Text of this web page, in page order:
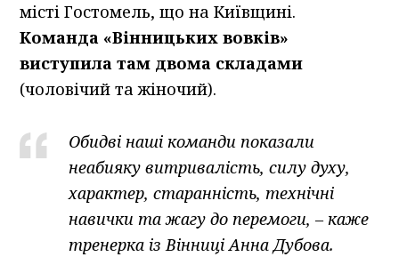
місті Гостомель, що на Київщині.
Команда «Вінницьких вовків»
виступила там двома складами
(чоловічий та жіночий).
Обидві наші команди показали
неабияку витривалість, силу духу,
характер, старанність, технічні
навички та жагу до перемоги, – каже
тренерка із Вінниці Анна Дубова.